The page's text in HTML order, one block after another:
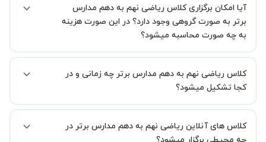
کنید.
آیا امکان برگزاری کلاس ریاضی نهم به دهم مدارس
برتر به صورت گروهی وجود دارد؟ در این صورت هزینه
به چه صورت محاسبه میشود؟
هستند اما در صورتیکه مایل هستید کلاس ها را در کنار دوستان و یا
آشنایان خود به صورت گروهی برگزار کنید، این امکان وجود دارد. در این
ی کل جلسه اضافه خواهد شد.
کلاس ریاضی نهم به دهم مدارس برتر چه زمانی و در
کجا تشکیل میشود؟
بین شما و استاد تعیین خواهد شد.
همچنین کلاس های خصوصی به طور کلی در منزل شاگرد برگزار میشود. در
کلاس های آنلاین ریاضی نهم به دهم مدارس برتر در